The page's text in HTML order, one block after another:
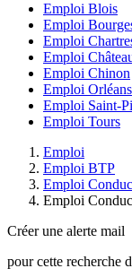
Emploi Blois
Emploi
Emploi
Emploi
Emploi Chinon
Emploi Orléans
Emploi Saint-
Emploi Tours
Emploi
Emploi BTP
Emploi
Emploi
Créer une alerte mail
pour cette recherche